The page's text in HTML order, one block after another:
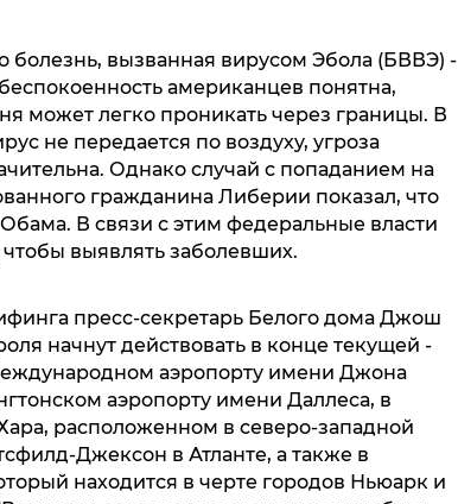
болезнь, вызванная вирусом Эбола (БВВЭ) -
американцев понятна,
может легко проникать через границы. В
не передается по воздуху, угроза
Однако случай с попаданием на
гражданина Либерии показал, что
В связи с этим федеральные власти
чтобы выявлять заболевших.
пресс-секретарь Белого дома Джош
начнут действовать в конце текущей -
аэропорту имени Джона
аэропорту имени Даллеса, в
расположенном в северо-западной
Джексон в Атланте, а также в
находится в черте городов Ньюарк и